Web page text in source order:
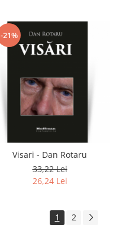
-21%
Visari - Dan Rotaru
33,22 Lei
26,24 Lei
1 2